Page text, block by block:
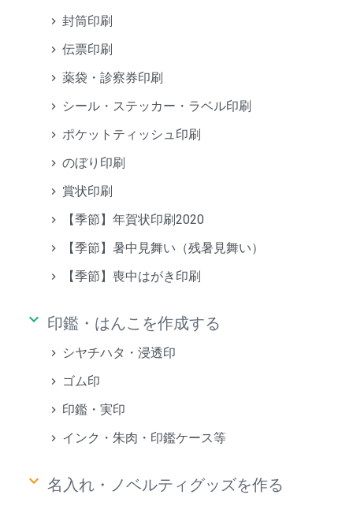
封筒印刷
伝票印刷
薬袋・診察券印刷
シール・ステッカー・ラベル印刷
ポケットティッシュ印刷
のぼり印刷
賞状印刷
【季節】年賀状印刷2020
【季節】暑中見舞い（残暑見舞い）
【季節】喪中はがき印刷
keyboard_arrow_down 印鑑・はんこを作成する
シヤチハタ・浸透印
ゴム印
印鑑・実印
インク・朱肉・印鑑ケース等
keyboard_arrow_down 名入れ・ノベルティグッズを作る